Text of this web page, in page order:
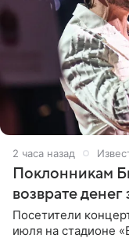
2 часа назад
Поклонникам
возврате
Посетители
июля на стадионе